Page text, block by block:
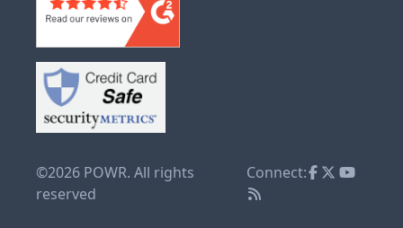
©2026 POWR. All rights
reserved
Connect: